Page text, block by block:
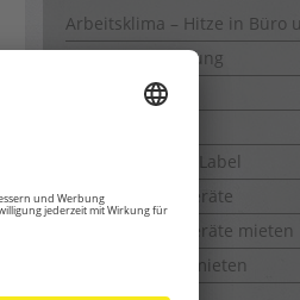
Arbeitsklima – Hitze in Büro
Bauwerkstrocknung
CM-Messung
Energieeffizienz-Label
Entfeuchtungsgeräte
Entfeuchtungsgeräte mieten
Estrichtrockner mieten